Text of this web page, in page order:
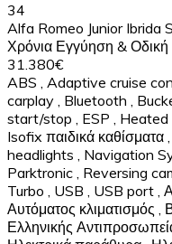
34
Alfa Romeo Junior Ibrida
Χρόνια Εγγύηση & Οδική
31.380€
ABS , Adaptive cruise
carplay , Bluetooth ,
start/stop , ESP , Heated
Isofix παιδικά καθίσματα ,
headlights , Navigation
Parktronic , Reversing
Turbo , USB , USB port ,
Αυτόματος κλιματισμός ,
Ελληνικής